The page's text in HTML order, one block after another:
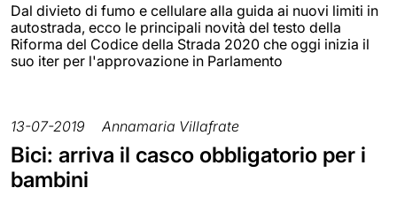
Dal divieto di fumo e cellulare alla guida ai nuovi limiti in
autostrada, ecco le principali novità del testo della
Riforma del Codice della Strada 2020 che oggi inizia il
suo iter per l'approvazione in Parlamento
13-07-2019 Annamaria Villafrate
Bici: arriva il casco obbligatorio per i
bambini